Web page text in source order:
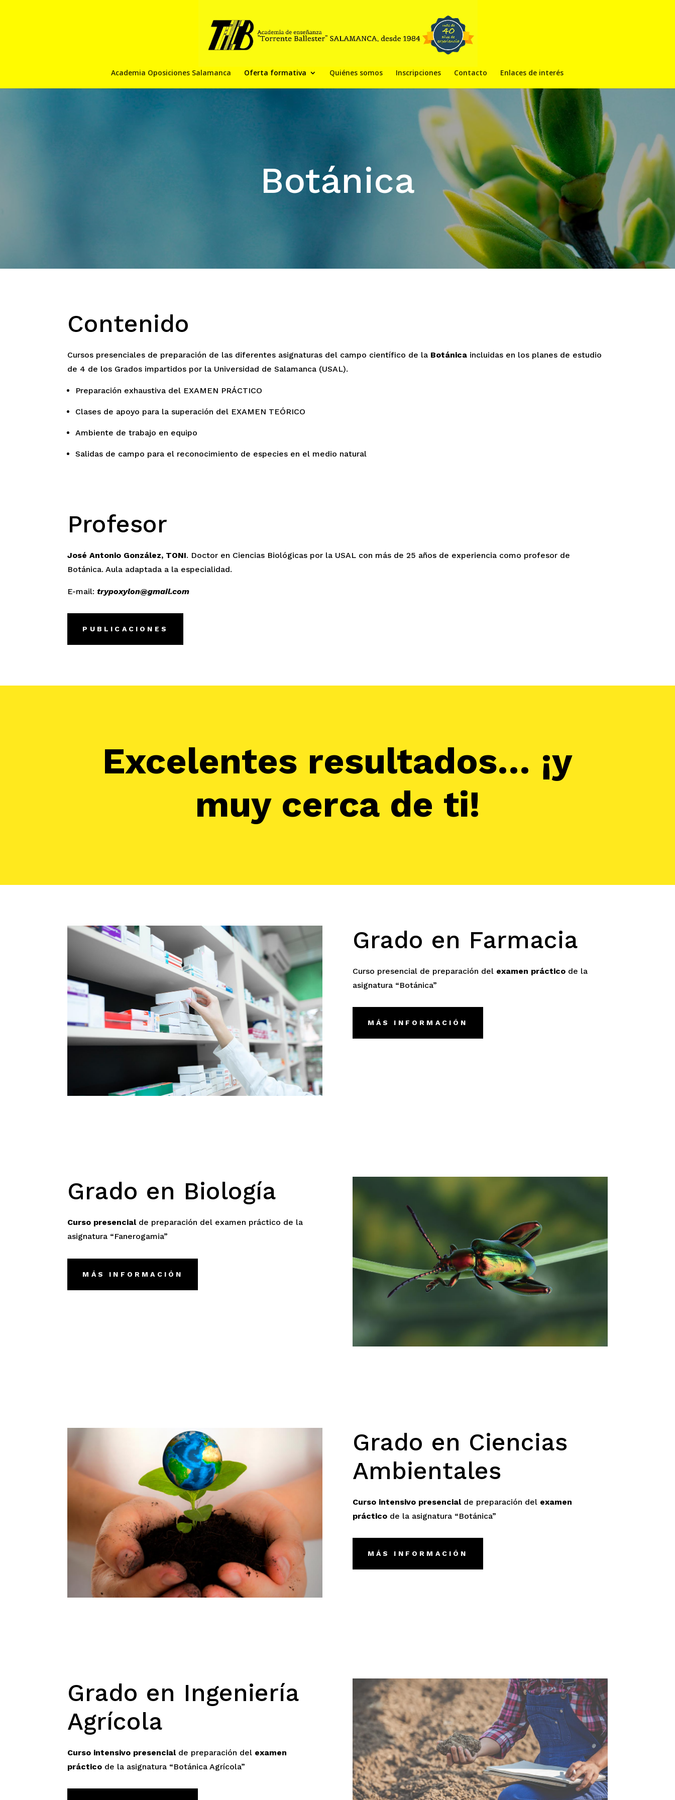
Academia Oposiciones Salamanca Oferta formativa Quiénes somos Inscripciones Contacto Enlaces de interés
Botánica
Contenido
Cursos presenciales de preparación de las diferentes asignaturas del campo científico de la Botánica incluidas en los planes de estudio
de 4 de los Grados impartidos por la Universidad de Salamanca (USAL).
Preparación exhaustiva del EXAMEN PRÁCTICO
Clases de apoyo para la superación del EXAMEN TEÓRICO
Ambiente de trabajo en equipo
Salidas de campo para el reconocimiento de especies en el medio natural
Profesor
José Antonio González, TONI. Doctor en Ciencias Biológicas por la USAL con más de 25 años de experiencia como profesor de
Botánica. Aula adaptada a la especialidad.
E-mail: trypoxylon@gmail.com
PUBLICACIONES
Excelentes resultados… ¡y
muy cerca de ti!
Grado en Farmacia
Curso presencial de preparación del examen prácticode la
asignatura “Botánica”
MÁS INFORMACIÓN
Grado en Biología
Curso presencialde preparación del examen práctico de la
asignatura “Fanerogamia”
MÁS INFORMACIÓN
Grado en Ciencias
Ambientales
Curso intensivo presencial de preparación del examen
prácticode la asignatura “Botánica”
MÁS INFORMACIÓN
Grado en Ingeniería
Agrícola
Curso intensivo presencial de preparación del examen
práctico de la asignatura “Botánica Agrícola”